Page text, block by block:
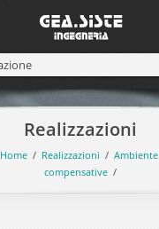
Realizzazioni
Home / Realizzazioni / Ambiente
compensative /